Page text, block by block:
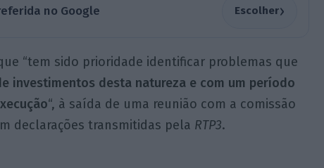
no Google Escolher›
“tem sido prioridade identificar problemas que
investimentos desta natureza e com um período
“, à saída de uma reunião com a comissão
declarações transmitidas pela RTP3.